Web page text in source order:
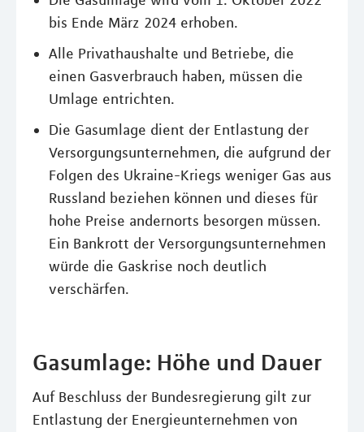
bis Ende März 2024 erhoben.
Alle Privathaushalte und Betriebe, die
einen Gasverbrauch haben, müssen die
Umlage entrichten.
Die Gasumlage dient der Entlastung der
Versorgungsunternehmen, die aufgrund der
Folgen des Ukraine-Kriegs weniger Gas aus
Russland beziehen können und dieses für
hohe Preise andernorts besorgen müssen.
Ein Bankrott der Versorgungsunternehmen
würde die Gaskrise noch deutlich
verschärfen.
Gasumlage: Höhe und Dauer
Auf Beschluss der Bundesregierung gilt zur
Entlastung der Energieunternehmen von